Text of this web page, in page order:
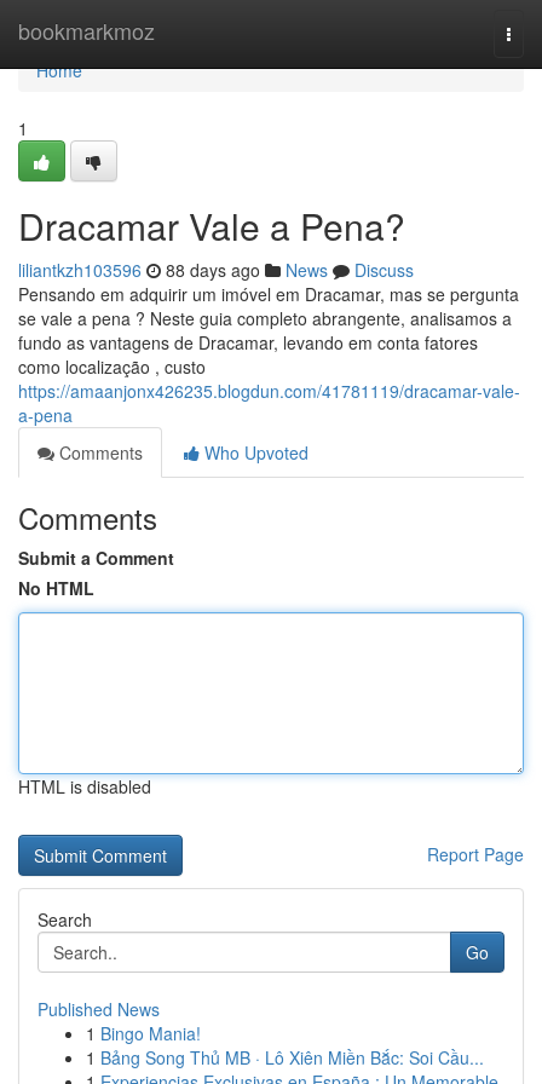
bookmarkmoz
Home
Home
1
Dracamar Vale a Pena?
liliantkzh103596 88 days ago News
Discuss
Pensando em adquirir um imóvel em Dracamar, mas se pergunta
se vale a pena ? Neste guia completo abrangente, analisamos a
fundo as vantagens de Dracamar, levando em conta fatores
como localização , custo
https://amaanjonx426235.blogdun.com/41781119/dracamar-vale-
a-pena
Comments
Who Upvoted
Comments
Submit a Comment
No HTML
HTML is disabled
Report Page
Search
Go
Published News
1 Bingo Mania!
1 Bảng Song Thủ MB · Lô Xiên Miền Bắc: Soi Cầu...